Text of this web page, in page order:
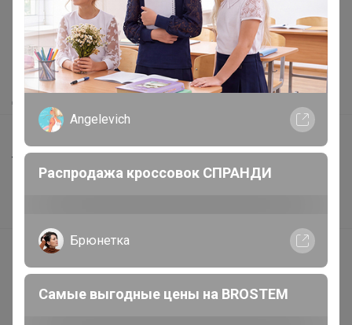
Как здесь все устроено?
Как сделать заказ?
Как получить?
Доставка
Шоурумы
Торговые марки
Подарочные сертификаты
Реклама на сайте
Поставщикам
Angelevich
Распродажа кроссовок СПРАНДИ
Брюнетка
Самые выгодные цены на BROSTEM